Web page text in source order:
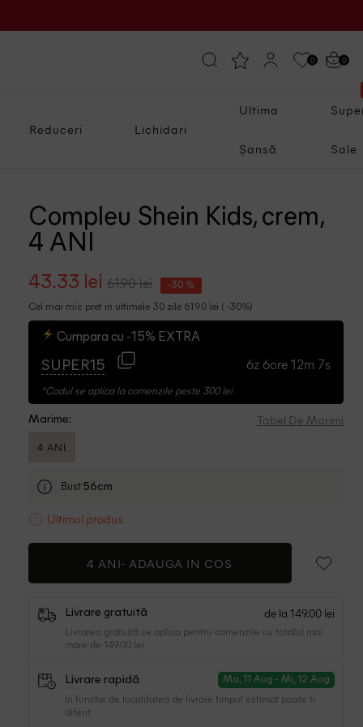
0 0
Reduceri Lichidari
Ultima
Șansă Sale
Compleu Shein Kids, crem,
4 ANI
43.33 lei 61.90 lei -30 %
Cel mai mic pret in ultimele 30 zile 61.90 lei ( -30%)
Cumpara cu -15% EXTRA
SUPER15 6z 6ore 12m 6s
*Codul se aplica la comenzile peste 300 lei
Marime: Tabel De Marimi
4 ANI
Bust 56cm
Ultimul produs
4 ANI-ADAUGA IN COS
Livrare gratuită de la 149.00 lei
Livrarea gratuită se aplica pentru comenzile cu totalul mai
mare de 149.00 lei
Livrare rapidă Ma, 11 Aug - Mi, 12 Aug
In functie de localitatea de livrare timpul estimat poate fi
diferit.